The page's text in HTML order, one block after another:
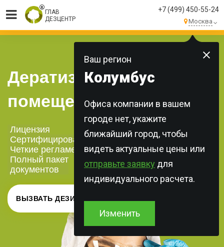
ГЛАВ
ДЕЗЦЕНТР
+7 (499) 450-55-24
Москва
Ваш регион
Колумбус
Офиса компании в вашем
городе нет, укажите
ближайший город, чтобы
видеть актуальные цены или
отправьте заявку для
индивидуального расчета.
Изменить
МЫ ВЫПОЛНЯЕМБОЛЕЕ 250 ЗАКАЗОВ
КАЖДЫЙ ДЕНЬ!
Дератизация
помещений в Москве
Лицензия
Сертифицированная химия
Четкие регламенты
Полный пакет
документов
ВЫЗВАТЬ ДЕЗИНФЕКТОРА